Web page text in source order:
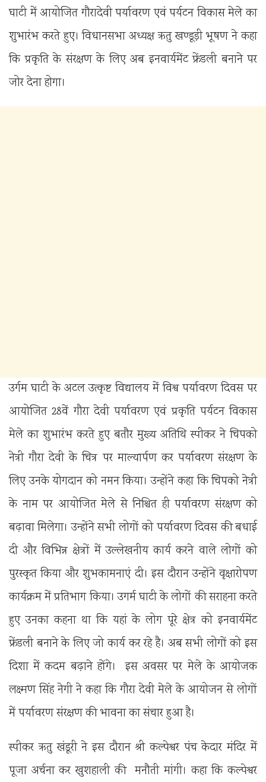
घाटी में आयोजित गौरादेवी पर्यावरण एवं पर्यटन विकास मेले का
शुभारंभ करते हुए। विधानसभा अध्यक्ष ऋतु खण्डूड़ी भूषण ने कहा
कि प्रकृति के संरक्षण के लिए अब इनवार्यमेंट फ्रेंडली बनाने पर
जोर देना होगा।
उर्गम घाटी के अटल उत्कृष्ट विद्यालय में विश्व पर्यावरण दिवस पर
आयोजित 28वें गौरा देवी पर्यावरण एवं प्रकृति पर्यटन विकास
मेले का शुभारंभ करते हुए बतौर मुख्य अतिथि स्पीकर ने चिपको
नेत्री गौरा देवी के चित्र पर माल्यार्पण कर पर्यावरण संरक्षण के
लिए उनके योगदान को नमन किया। उन्होंने कहा कि चिपको नेत्री
के नाम पर आयोजित मेले से निश्चित ही पर्यावरण संरक्षण को
बढ़ावा मिलेगा। उन्होंने सभी लोगों को पर्यावरण दिवस की बधाई
दी और विभिन्न क्षेत्रों में उल्लेखनीय कार्य करने वाले लोगों को
पुरस्कृत किया और शुभकामनाएं दी। इस दौरान उन्होंने वृक्षारोपण
कार्यक्रम में प्रतिभाग किया। उगर्म घाटी के लोगों की सराहना करते
हुए उनका कहना था कि यहां के लोग पूरे क्षेत्र को इनवार्यमेंट
फ्रेंडली बनाने के लिए जो कार्य कर रहे है। अब सभी लोगों को इस
दिशा में कदम बढ़ाने होंगे। इस अवसर पर मेले के आयोजक
लक्ष्मण सिंह नेगी ने कहा कि गौरा देवी मेले के आयोजन से लोगों
में पर्यावरण संरक्षण की भावना का संचार हुआ है।
स्पीकर ऋतु खंडूरी ने इस दौरान श्री कल्पेश्वर पंच केदार मंदिर में
पूजा अर्चना कर खुशहाली की मनौती मांगी। कहा कि कल्पेश्वर